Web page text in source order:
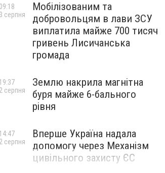
Мобілізованим та
добровольцям в лави ЗСУ
виплатила майже 700 тисяч
гривень Лисичанська
громада
09:18
3 серпня
Землю накрила магнітна
буря майже 6-бального
рівня
19:37
2 серпня
Вперше Україна надала
допомогу через Механізм
цивільного захисту ЄС
14:47
2 серпня